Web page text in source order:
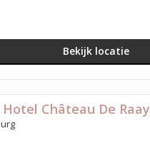
Bekijk locatie
Château De Raay